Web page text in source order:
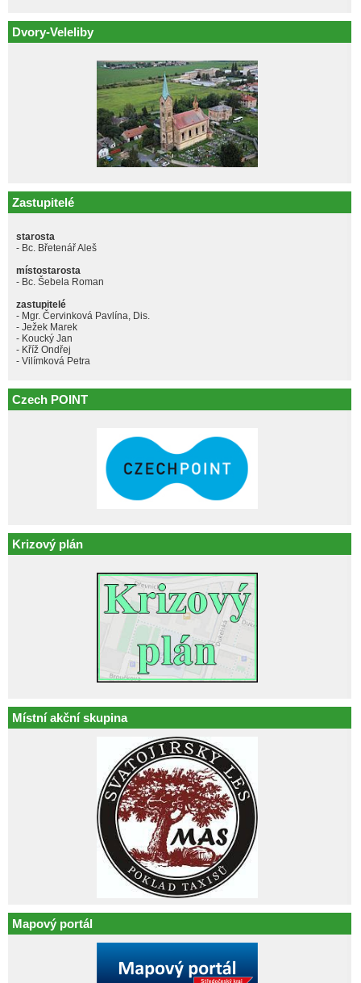
Dvory-Veleliby
Zastupitelé
starosta
- Bc. Břetenář Aleš
místostarosta
- Bc. Šebela Roman
zastupitelé
- Mgr. Červinková Pavlína, Dis.
- Ježek Marek
- Koucký Jan
- Kříž Ondřej
- Vilímková Petra
Czech POINT
Krizový plán
Místní akční skupina
Mapový portál